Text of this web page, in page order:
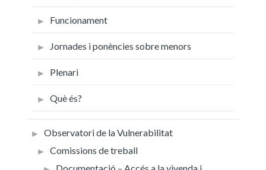
Funcionament
Jornades i ponències sobre menors
Plenari
Què és?
Observatori de la Vulnerabilitat
Comissions de treball